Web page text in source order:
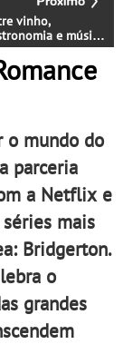
vinho,
e música:
Kopke Porto
lança o seu
jantar vínico
o mundo do
parceria
a Netflix e
mais
Bridgerton.
o
grandes